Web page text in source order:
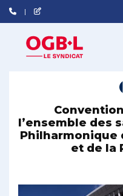
l’ensemble des
Philharmonique
et de la